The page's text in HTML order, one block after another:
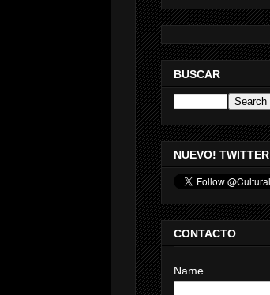
BUSCAR
NUEVO! TWITTER
CONTACTO
Name